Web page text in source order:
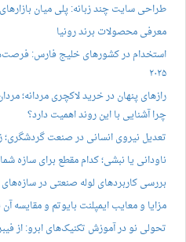
طراحی سایت چند زبانه: پلی میان
معرفی محصولات برند رونیا
استخدام در کشورهای خلیج فارس:
۲۰۲۵
رازهای پنهان در خرید لاکچری مردانه؛
چرا آشنایی با این روند اهمیت دارد؟
تعدیل نیروی انسانی در صنعت گردشگری؛
ناودانی یا نبشی؛ کدام مقطع برای سازه
بررسی کاربردهای لوله صنعتی در
مزایا و معایب ایمپلنت بایوتم و مقایسه آن
تحولی نو در آموزش تکنیک‌های ابرو: از